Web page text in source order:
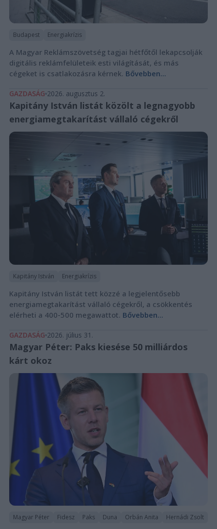
Budapest Energiakrízis
A Magyar Reklámszövetség tagjai hétfőtől lekapcsolják
digitális reklámfelületeik esti világítását, és más
cégeket is csatlakozásra kérnek. Bővebben...
GAZDASÁG 2026. augusztus 2.
Kapitány István listát közölt a legnagyobb
energiamegtakarítást vállaló cégekről
Kapitány István Energiakrízis
Kapitány István listát tett közzé a legjelentősebb
energiamegtakarítást vállaló cégekről, a csökkentés
elérheti a 400-500 megawattot. Bővebben...
GAZDASÁG 2026. július 31.
Magyar Péter: Paks kiesése 50 milliárdos
kárt okoz
Magyar Péter Fidesz Paks Duna Orbán Anita Hernádi Zsolt